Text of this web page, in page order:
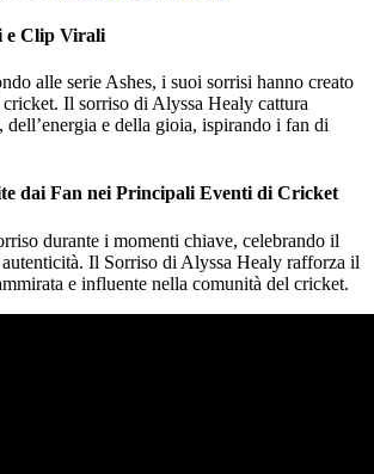
e Clip Virali
alle serie Ashes, i suoi sorrisi hanno creato
Il sorriso di Alyssa Healy cattura
dell’energia e della gioia, ispirando i fan di
dai Fan nei Principali Eventi di Cricket
durante i momenti chiave, celebrando il
autenticità. Il Sorriso di Alyssa Healy rafforza il
e influente nella comunità del cricket.